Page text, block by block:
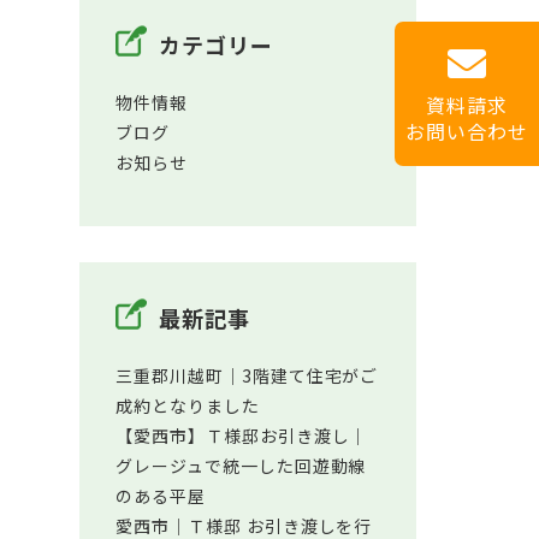
資料請求
お問い合わせ
カテゴリー
物件情報
ブログ
お知らせ
最新記事
三重郡川越町│3階建て住宅がご
成約となりました
【愛西市】Ｔ様邸お引き渡し｜
グレージュで統一した回遊動線
のある平屋
愛西市│Ｔ様邸 お引き渡しを行